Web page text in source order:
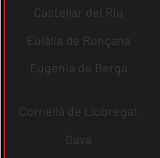
Castellar del Riu
Eulàlia de Ronçana
Eugènia de Berga
Cornellà de Llobregat
Gavà